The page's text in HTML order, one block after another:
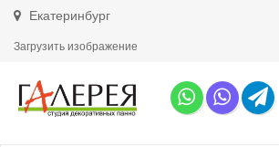
Екатеринбург
Загрузить изображение